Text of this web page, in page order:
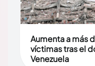
Aumenta a más
víctimas tras el
Venezuela